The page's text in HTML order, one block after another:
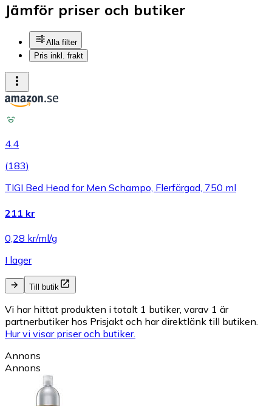
Jämför priser och butiker
Alla filter
Pris inkl. frakt
4.4
(183)
TIGI Bed Head for Men Schampo, Flerfärgad, 750 ml
211 kr
0,28 kr/ml/g
I lager
Till butik
Vi har hittat produkten i totalt 1 butiker, varav 1 är
partnerbutiker hos Prisjakt och har direktlänk till butiken.
Hur vi visar priser och butiker.
Annons
Annons